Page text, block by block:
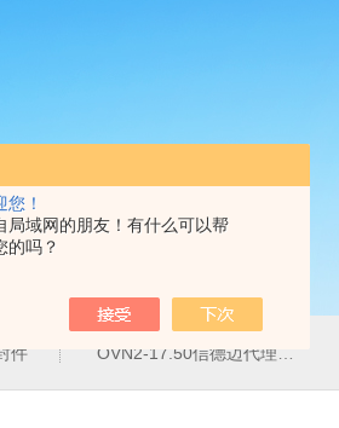
您！
局域网的朋友！有什么可以帮
的吗？
件 OVN2-17.50信德迈代理PMA导管夹